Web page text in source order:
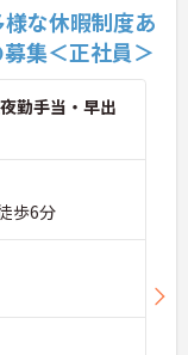
様な休暇制度あ
集＜正社員＞
勤手当・早出
歩6分